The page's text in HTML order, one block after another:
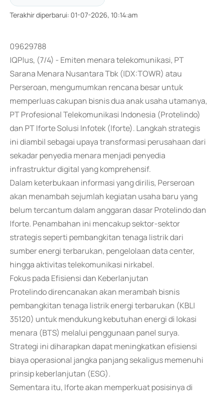
Terakhir diperbarui: 01-07-2026, 10:14:am
09629788
IQPlus, (7/4) - Emiten menara telekomunikasi, PT
Sarana Menara Nusantara Tbk (IDX:TOWR) atau
Perseroan, mengumumkan rencana besar untuk
memperluas cakupan bisnis dua anak usaha utamanya,
PT Profesional Telekomunikasi Indonesia (Protelindo)
dan PT Iforte Solusi Infotek (Iforte). Langkah strategis
ini diambil sebagai upaya transformasi perusahaan dari
sekadar penyedia menara menjadi penyedia
infrastruktur digital yang komprehensif.
Dalam keterbukaan informasi yang dirilis, Perseroan
akan menambah sejumlah kegiatan usaha baru yang
belum tercantum dalam anggaran dasar Protelindo dan
Iforte. Penambahan ini mencakup sektor-sektor
strategis seperti pembangkitan tenaga listrik dari
sumber energi terbarukan, pengelolaan data center,
hingga aktivitas telekomunikasi nirkabel.
Fokus pada Efisiensi dan Keberlanjutan
Protelindo direncanakan akan merambah bisnis
pembangkitan tenaga listrik energi terbarukan (KBLI
35120) untuk mendukung kebutuhan energi di lokasi
menara (BTS) melalui penggunaan panel surya.
Strategi ini diharapkan dapat meningkatkan efisiensi
biaya operasional jangka panjang sekaligus memenuhi
prinsip keberlanjutan (ESG).
Sementara itu, Iforte akan memperkuat posisinya di